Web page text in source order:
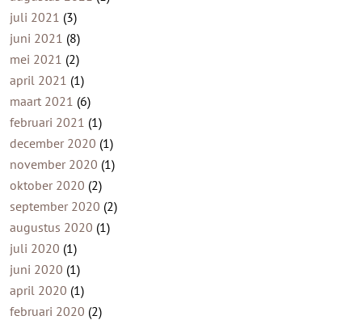
juli 2021 (3)
juni 2021 (8)
mei 2021 (2)
april 2021 (1)
maart 2021 (6)
februari 2021 (1)
december 2020 (1)
november 2020 (1)
oktober 2020 (2)
september 2020 (2)
augustus 2020 (1)
juli 2020 (1)
juni 2020 (1)
april 2020 (1)
februari 2020 (2)